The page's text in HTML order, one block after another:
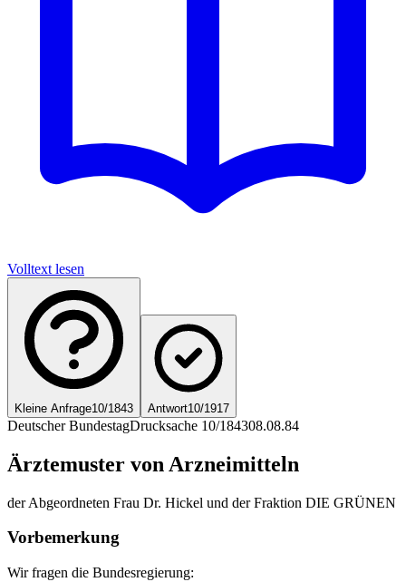
Volltext lesen
Kleine Anfrage10/1843 Antwort10/1917
Deutscher BundestagDrucksache 10/184308.08.84
Ärztemuster von Arzneimitteln
der Abgeordneten Frau Dr. Hickel und der Fraktion DIE GRÜNEN
Vorbemerkung
Wir fragen die Bundesregierung: